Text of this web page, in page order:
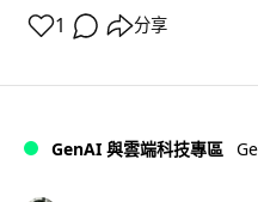
1 分享
GenAI 與雲端科技專區